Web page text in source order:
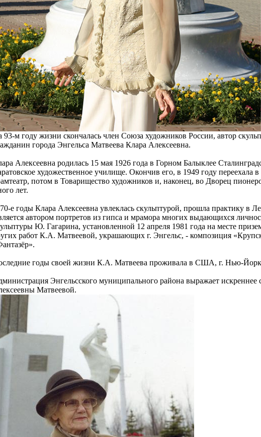
93-м году жизни скончалась член Союза художников России, автор
города Энгельса Матвеева Клара Алексеевна.
Алексеевна родилась 15 мая 1926 года в Горном Балыклее
художественное училище. Окончив его, в 1949 году переехала в
потом в Товарищество художников и, наконец, во Дворец
лет.
е годы Клара Алексеевна увлеклась скульптурой, прошла практику в
автором портретов из гипса и мрамора многих выдающихся
Ю. Гагарина, установленной 12 апреля 1981 года на месте
работ К.А. Матвеевой, украшающих г. Энгельс, - композиция
годы своей жизни К.А. Матвеева проживала в США, г. Нью-
Энгельсского муниципального района выражает
Матвеевой.